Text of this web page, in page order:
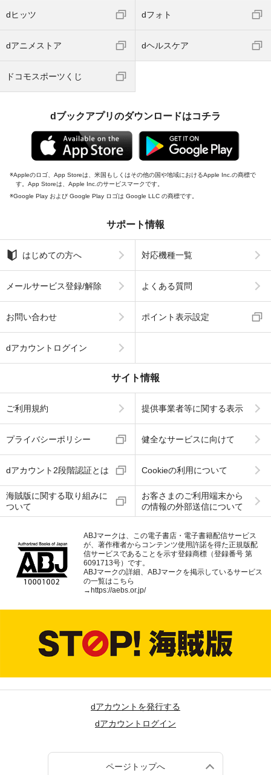
dヒッツ dフォト
dアニメストア dヘルスケア
ドコモスポーツくじ
dブックアプリのダウンロードはコチラ
Appleのロゴ、App Storeは、米国もしくはその他の国や地域におけるApple Inc.の商標で
す。App Storeは、Apple Inc.のサービスマークです。
Google Play および Google Play ロゴは Google LLC の商標です。
サポート情報
はじめての方へ 対応機種一覧
メールサービス登録/解除 よくある質問
お問い合わせ ポイント表示設定
dアカウントログイン
サイト情報
ご利用規約 提供事業者等に関する表示
プライバシーポリシー 健全なサービスに向けて
dアカウント2段階認証とは Cookieの利用について
海賊版に関する取り組みに
ついて
お客さまのご利用端末から
の情報の外部送信について
ABJマークは、この電子書店・電子書籍配信サービス
が、著作権者からコンテンツ使用許諾を得た正規版配
信サービスであることを示す登録商標（登録番号 第
6091713号）です。
ABJマークの詳細、ABJマークを掲示しているサービス
の一覧はこちら
→ https://aebs.or.jp/
dアカウントを発行する
dアカウントログイン
ページトップへ